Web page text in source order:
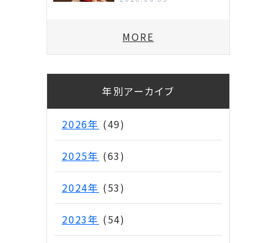
MORE
年別アーカイブ
2026年 (49)
2025年 (63)
2024年 (53)
2023年 (54)